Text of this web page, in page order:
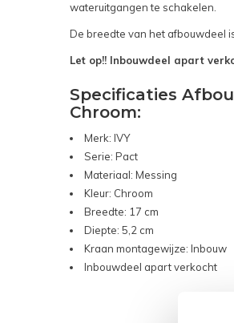
wateruitgangen te schakelen.
De breedte van het afbouwdeel
Let op!! Inbouwdeel apart
Specificaties
Chroom:
Merk: IVY
Serie: Pact
Materiaal: Messing
Kleur: Chroom
Breedte: 17 cm
Diepte: 5,2 cm
Kraan montagewijze: Inbouw
Inbouwdeel apart verkocht